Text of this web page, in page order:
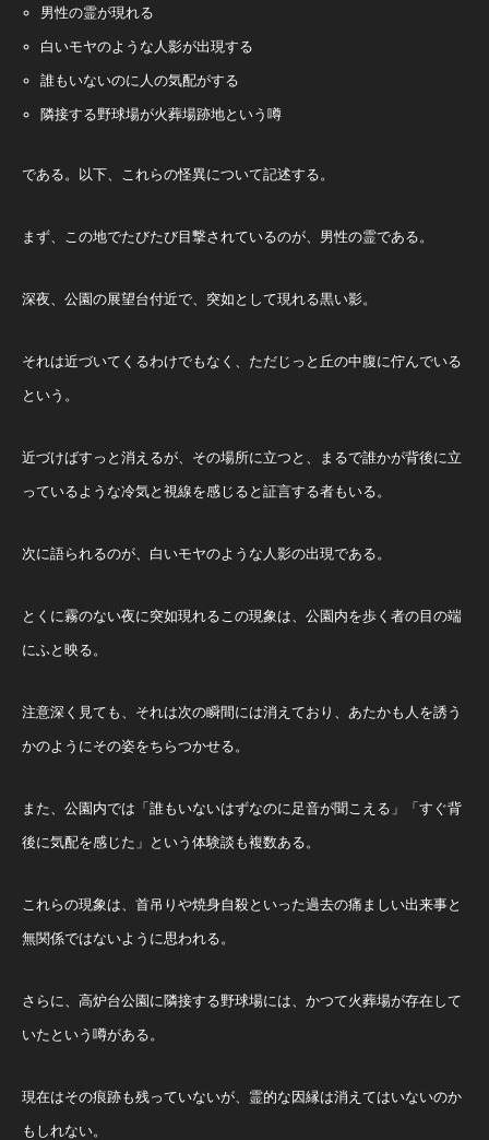
男性の霊が現れる
白いモヤのような人影が出現する
誰もいないのに人の気配がする
隣接する野球場が火葬場跡地という噂
である。以下、これらの怪異について記述する。
まず、この地でたびたび目撃されているのが、男性の霊である。
深夜、公園の展望台付近で、突如として現れる黒い影。
それは近づいてくるわけでもなく、ただじっと丘の中腹に佇んでいる
という。
近づけばすっと消えるが、その場所に立つと、まるで誰かが背後に立
っているような冷気と視線を感じると証言する者もいる。
次に語られるのが、白いモヤのような人影の出現である。
とくに霧のない夜に突如現れるこの現象は、公園内を歩く者の目の端
にふと映る。
注意深く見ても、それは次の瞬間には消えており、あたかも人を誘う
かのようにその姿をちらつかせる。
また、公園内では「誰もいないはずなのに足音が聞こえる」「すぐ背
後に気配を感じた」という体験談も複数ある。
これらの現象は、首吊りや焼身自殺といった過去の痛ましい出来事と
無関係ではないように思われる。
さらに、高炉台公園に隣接する野球場には、かつて火葬場が存在して
いたという噂がある。
現在はその痕跡も残っていないが、霊的な因縁は消えてはいないのか
もしれない。